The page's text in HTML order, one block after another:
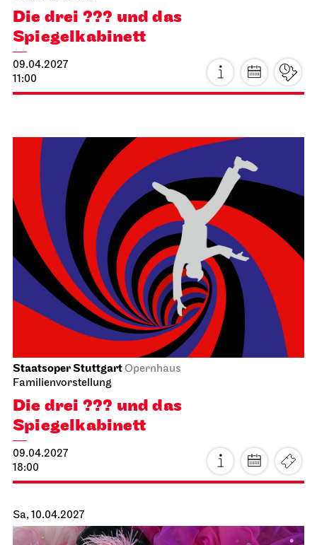
Noch leben alle, die wir lieben
16.04.2027
19:00
Sa, 17.04.2027
Staatsoper StuttgartOpernhaus